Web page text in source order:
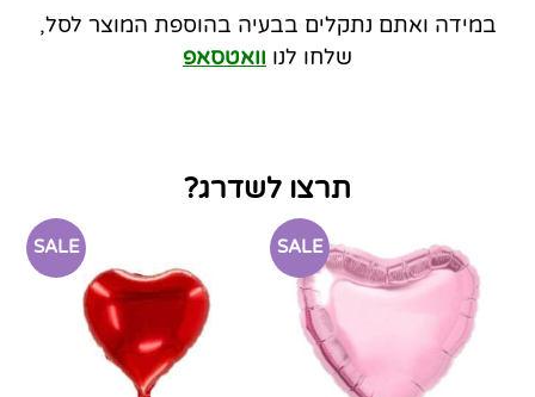
במידה ואתם נתקלים בבעיה בהוספת המוצר לסל,
שלחו לנו וואטסאפ
תרצו לשדרג?
SALE
SALE